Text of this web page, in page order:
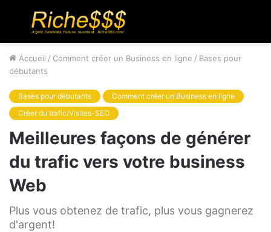
Menu
Accueil / Comment créer un Business en ligne / Bases pour
débutants
Bases pour débutants
Comment créer un Business en ligne
Créer du trafic/Visites-SEO
Meilleures façons de générer
du trafic vers votre business
Web
Plus vous obtenez de trafic, plus vous gagnerez
d'argent!